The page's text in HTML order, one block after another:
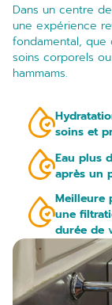
Dans un centre
une expérience
fondamental, que
soins corporels
hammams.
soins et
Eau plus
après un
Meilleure
une
durée de